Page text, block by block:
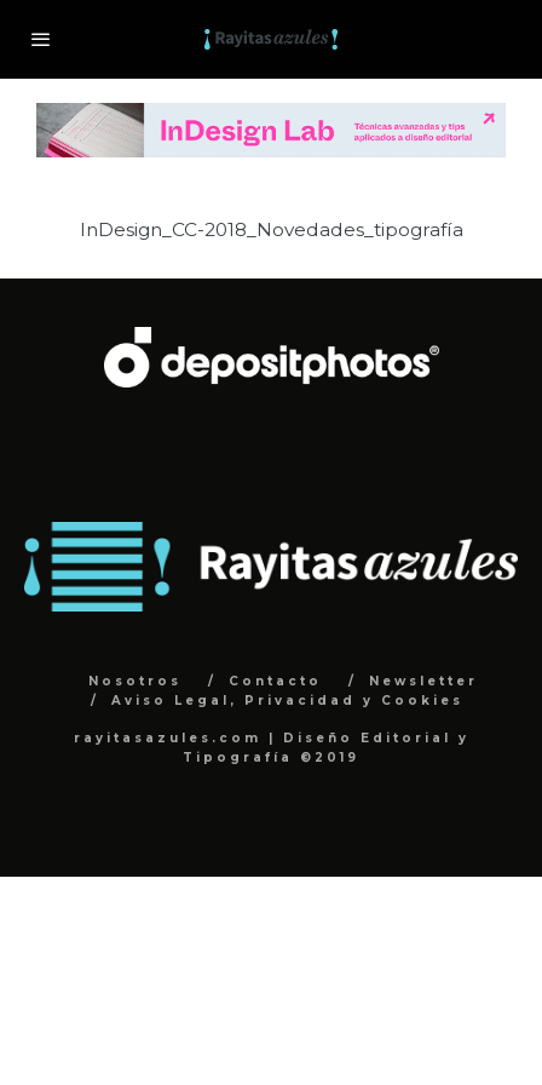
InDesign_CC-2018_Novedades_tipografía
Nosotros Contacto
Newsletter
Aviso Legal, Privacidad y Cookies
rayitasazules.com | Diseño Editorial y
Tipografía ©2019